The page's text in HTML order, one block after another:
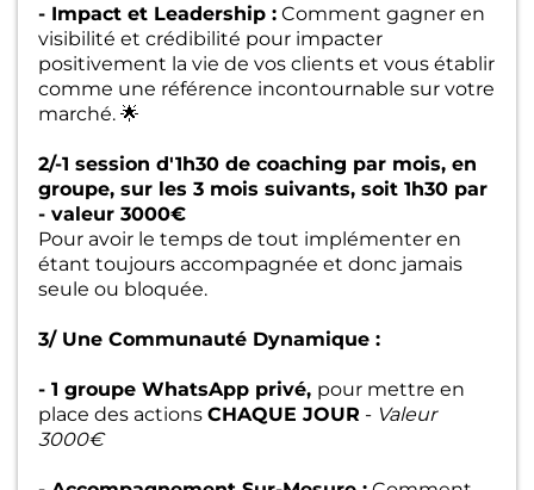
- Impact et Leadership : Comment gagner en
visibilité et crédibilité pour impacter
positivement la vie de vos clients et vous établir
comme une référence incontournable sur votre
marché. 🌟
2/-1 session d'1h30 de coaching par mois, en
groupe, sur les 3 mois suivants, soit 1h30 par
- valeur 3000€
Pour avoir le temps de tout implémenter en
étant toujours accompagnée et donc jamais
seule ou bloquée.
3/ Une Communauté Dynamique :
- 1 groupe WhatsApp privé, pour mettre en
place des actions CHAQUE JOUR - Valeur
3000€